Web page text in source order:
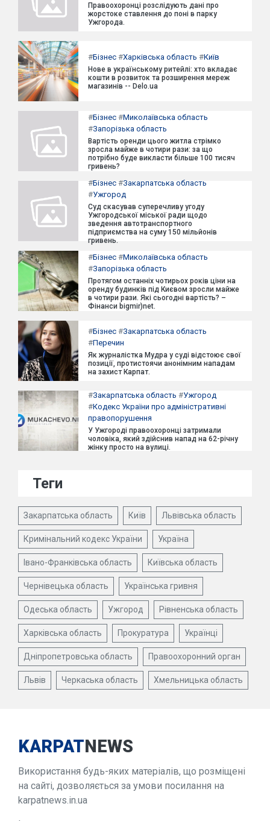
Правоохоронці розслідують дані про
жорстоке ставлення до поні в парку
Ужгорода.
#Бізнес #Харківська область #Київ
Нове в українському ритейлі: хто вкладає
кошти в розвиток та розширення мереж
магазинів -- Delo.ua
#Бізнес #Миколаївська область
#Запорізька область
Вартість оренди цього житла стрімко
зросла майже в чотири рази: за що
потрібно буде викласти більше 100 тисяч
гривень?
#Бізнес #Закарпатська область
#Ужгород
Суд скасував суперечливу угоду
Ужгородської міської ради щодо
зведення автотранспортного
підприємства на суму 150 мільйонів
гривень.
#Бізнес #Миколаївська область
#Запорізька область
Протягом останніх чотирьох років ціни на
оренду будинків під Києвом зросли майже
в чотири рази. Які сьогодні вартість? –
Фінанси bigmir)net.
#Бізнес #Закарпатська область
#Перечин
Як журналістка Мудра у суді відстоює свої
позиції, протистоячи анонімним нападам
на захист Карпат.
#Закарпатська область #Ужгород
#Кодекс України про адміністративні
правопорушення
У Ужгороді правоохоронці затримали
чоловіка, який здійснив напад на 62-річну
жінку просто на вулиці.
Теги
Закарпатська область Київ Львівська область
Кримінальний кодекс України Україна
Івано-Франківська область Київська область
Чернівецька область Українська гривня
Одеська область Ужгород Рівненська область
Харківська область Прокуратура Українці
Дніпропетровська область Правоохоронний орган
Львів Черкаська область Хмельницька область
KARPATNEWS
Використання будь-яких матеріалів, що розміщені
на сайті, дозволяється за умови посилання на
karpatnews.in.ua